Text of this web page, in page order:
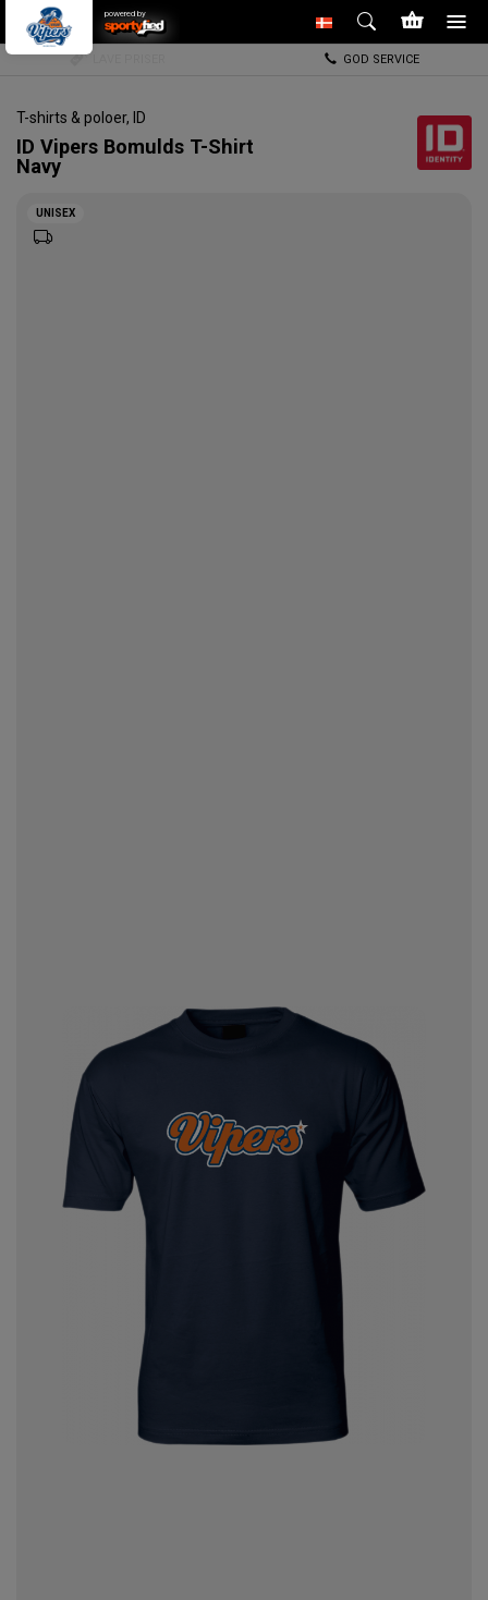
powered by
GOD SERVICE
T-shirts & poloer, ID
ID Vipers Bomulds T-Shirt
Navy
UNISEX